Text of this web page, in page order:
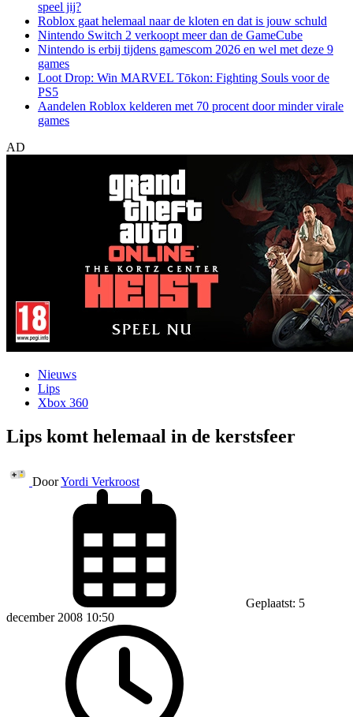
speel jij?
Roblox gaat helemaal naar de kloten en dat is jouw schuld
Nintendo Switch 2 verkoopt meer dan de GameCube
Nintendo is erbij tijdens gamescom 2026 en wel met deze 9
games
Loot Drop: Win MARVEL Tōkon: Fighting Souls voor de
PS5
Aandelen Roblox kelderen met 70 procent door minder virale
games
AD
Nieuws
Lips
Xbox 360
Lips komt helemaal in de kerstsfeer
DoorYordi Verkroost
Geplaatst: 5
december 2008 10:50